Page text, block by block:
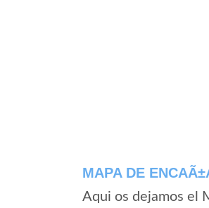
MAPA DE
Aqui os dejamos el